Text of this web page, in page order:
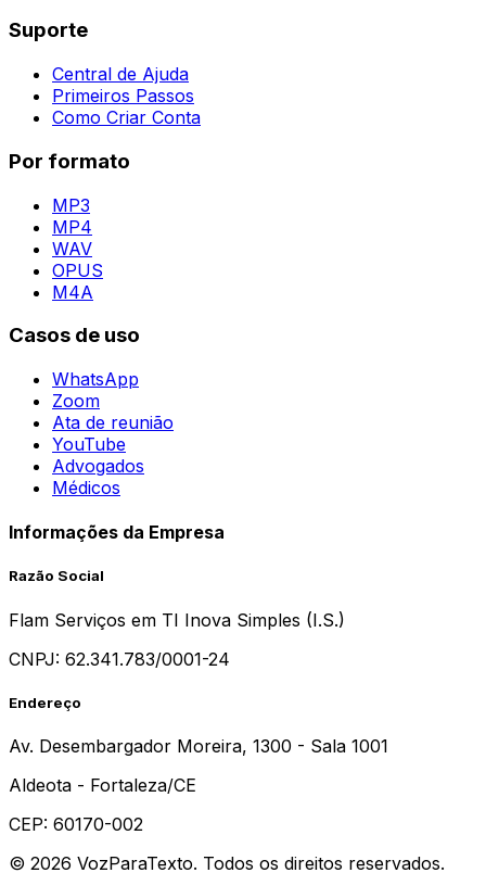
Suporte
Central de Ajuda
Primeiros Passos
Como Criar Conta
Por formato
MP3
MP4
WAV
OPUS
M4A
Casos de uso
WhatsApp
Zoom
Ata de reunião
YouTube
Advogados
Médicos
Informações da Empresa
Razão Social
Flam Serviços em TI Inova Simples (I.S.)
CNPJ: 62.341.783/0001-24
Endereço
Av. Desembargador Moreira, 1300 - Sala 1001
Aldeota - Fortaleza/CE
CEP: 60170-002
© 2026 VozParaTexto. Todos os direitos reservados.